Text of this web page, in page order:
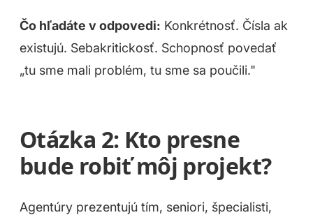
Čo hľadáte v odpovedi: Konkrétnosť. Čísla ak
existujú. Sebakritickosť. Schopnosť povedať
„tu sme mali problém, tu sme sa poučili."
Otázka 2: Kto presne
bude robiť môj projekt?
Agentúry prezentujú tím, seniori, špecialisti,